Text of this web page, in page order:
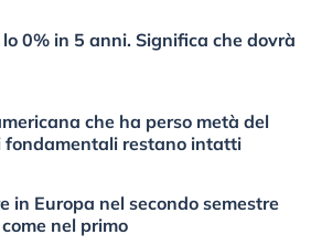
0% in 5 anni. Significa che dovrà
che ha perso metà del
fondamentali restano intatti
in Europa nel secondo semestre
nel primo